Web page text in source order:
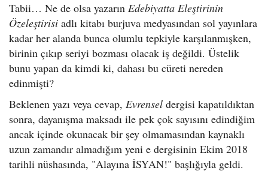
Tabii… Ne de olsa yazarın Edebiyatta Eleştirinin
Özeleştirisi adlı kitabı burjuva medyasından sol yayınlara
kadar her alanda bunca olumlu tepkiyle karşılanmışken,
birinin çıkıp seriyi bozması olacak iş değildi. Üstelik
bunu yapan da kimdi ki, dahası bu cüreti nereden
edinmişti?
Beklenen yazı veya cevap, Evrensel dergisi kapatıldıktan
sonra, dayanışma maksadı ile pek çok sayısını edindiğim
ancak içinde okunacak bir şey olmamasından kaynaklı
uzun zamandır almadığım yeni e dergisinin Ekim 2018
tarihli nüshasında, "Alayına İSYAN!" başlığıyla geldi.